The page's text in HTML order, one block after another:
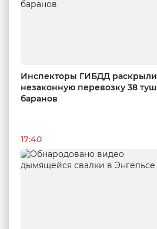
Инспекторы ГИБДД раскрыли
незаконную перевозку 38 туш
баранов
17:40